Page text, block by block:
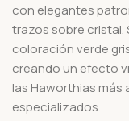
con elegantes
trazos sobre
coloración verde
creando un efecto
las Haworthias
especializados.